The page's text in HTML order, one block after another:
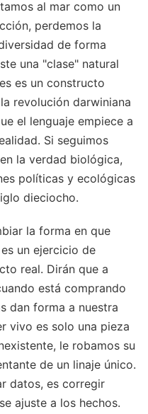
al mar como un
perdemos la
de forma
una "clase" natural
es un constructo
revolución darwiniana
el lenguaje empiece a
Si seguimos
la verdad biológica,
políticas y ecológicas
dieciocho.
la forma en que
un ejercicio de
real. Dirán que a
está comprando
dan forma a nuestra
vivo es solo una pieza
le robamos su
de un linaje único.
datos, es corregir
ajuste a los hechos.